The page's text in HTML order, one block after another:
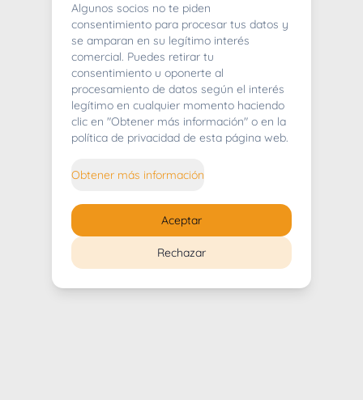
404
Whoops! Lo sentimos mucho.
Algunos socios no te piden
consentimiento para procesar tus datos y
se amparan en su legítimo interés
comercial. Puedes retirar tu
consentimiento u oponerte al
procesamiento de datos según el interés
legítimo en cualquier momento haciendo
clic en "Obtener más información" o en la
política de privacidad de esta página web.
Obtener más información
Rechazar
Aceptar